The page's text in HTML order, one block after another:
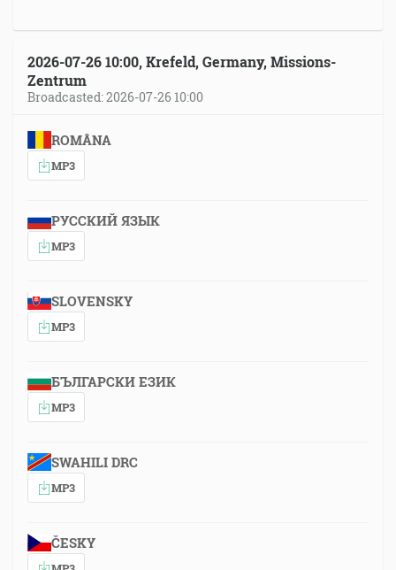
2026-07-26 10:00, Krefeld, Germany, Missions-
Zentrum
Broadcasted: 2026-07-26 10:00
ROMÂNA
MP3
РУССКИЙ ЯЗЫК
MP3
SLOVENSKY
MP3
БЪЛГАРСКИ ЕЗИК
MP3
SWAHILI DRC
MP3
ČESKY